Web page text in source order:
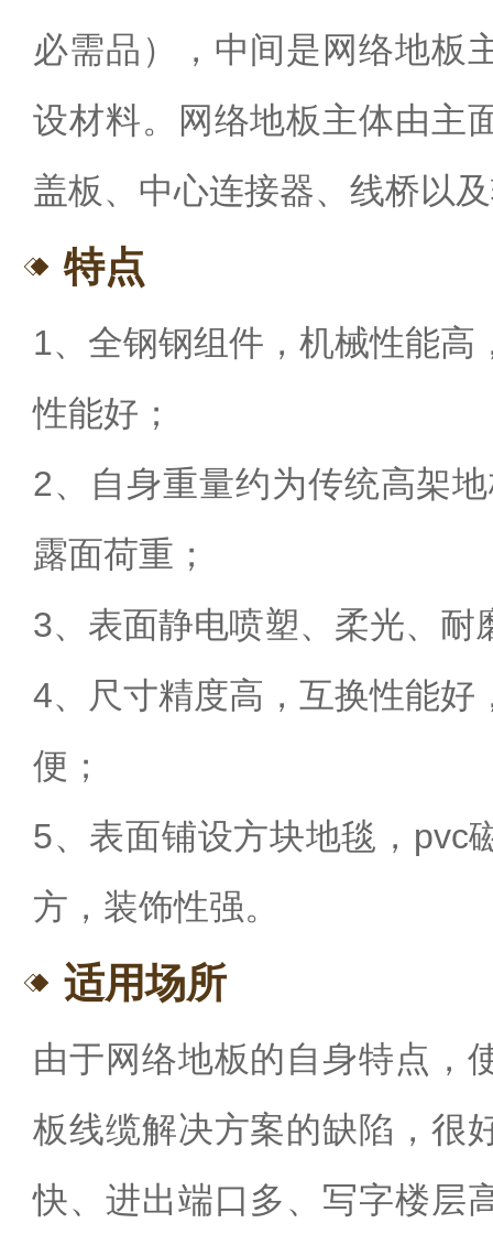
必需品），中间是网络地板
设材料。网络地板主体由主
盖板、中心连接器、线桥以
特点
1、全钢钢组件，机械性能高
性能好；
2、自身重量约为传统高架
露面荷重；
3、表面静电喷塑、柔光、耐
4、尺寸精度高，互换性能好
便；
5、表面铺设方块地毯，pvc
方，装饰性强。
适用场所
由于网络地板的自身特点，
板线缆解决方案的缺陷，很
快、进出端口多、写字楼层